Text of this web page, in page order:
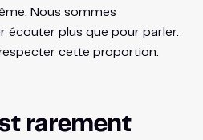
Nous sommes
écouter plus que pour parler.
cette proportion.
rarement